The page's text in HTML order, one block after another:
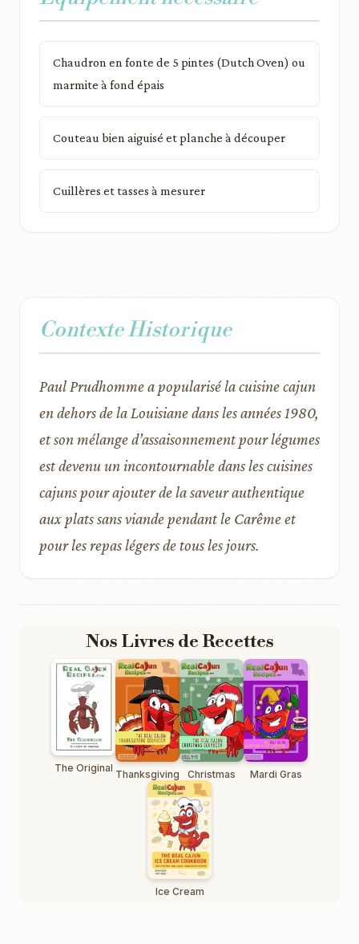
Chaudron en fonte de 5 pintes (Dutch Oven) ou
marmite à fond épais
Couteau bien aiguisé et planche à découper
Cuillères et tasses à mesurer
Contexte Historique
Paul Prudhomme a popularisé la cuisine cajun
en dehors de la Louisiane dans les années 1980,
et son mélange d’assaisonnement pour légumes
est devenu un incontournable dans les cuisines
cajuns pour ajouter de la saveur authentique
aux plats sans viande pendant le Carême et
pour les repas légers de tous les jours.
Nos Livres de Recettes
The Original Thanksgiving Christmas Mardi Gras
Ice Cream